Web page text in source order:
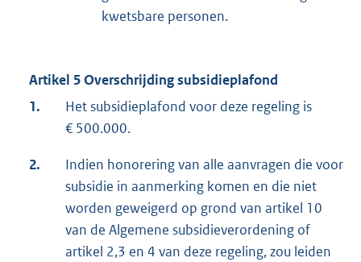
kwetsbare personen.
Artikel 5 Overschrijding subsidieplafond
1.
Het subsidieplafond voor deze regeling is
€ 500.000.
2.
Indien honorering van alle aanvragen die voor
subsidie in aanmerking komen en die niet
worden geweigerd op grond van artikel 10
van de Algemene subsidieverordening of
artikel 2,3 en 4 van deze regeling, zou leiden